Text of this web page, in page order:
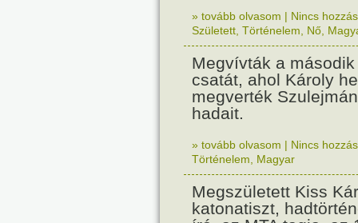
» tovább olvasom | Nincs
Született Történelem Nő
Megvívták a
csatát, ahol Károly
megverték
hadait.
» tovább olvasom | Nincs
Történelem
Magyar
Megszületett Kiss
katonatiszt,